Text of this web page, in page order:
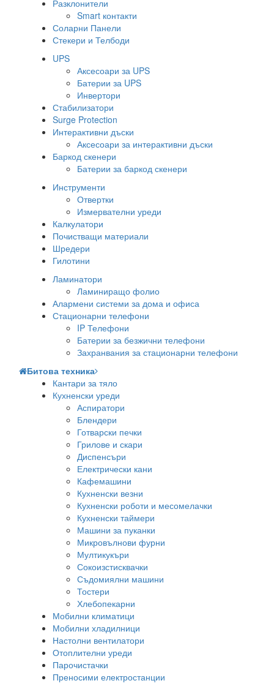
Разклонители
Smart контакти
Соларни Панели
Стекери и Телбоди
UPS
Аксесоари за UPS
Батерии за UPS
Инвертори
Стабилизатори
Surge Protection
Интерактивни дъски
Аксесоари за интерактивни дъски
Баркод скенери
Батерии за баркод скенери
Инструменти
Отвертки
Измервателни уреди
Калкулатори
Почистващи материали
Шредери
Гилотини
Ламинатори
Ламиниращо фолио
Алармени системи за дома и офиса
Стационарни телефони
IP Телефони
Батерии за безжични телефони
Захранвания за стационарни телефони
Битова техника
Кантари за тяло
Кухненски уреди
Аспиратори
Блендери
Готварски печки
Грилове и скари
Диспенсъри
Електрически кани
Кафемашини
Кухненски везни
Кухненски роботи и месомелачки
Кухненски таймери
Машини за пуканки
Микровълнови фурни
Мултикукъри
Сокоизстисквачки
Съдомиялни машини
Тостери
Хлебопекарни
Мобилни климатици
Мобилни хладилници
Настолни вентилатори
Отоплителни уреди
Парочистачки
Преносими електростанции